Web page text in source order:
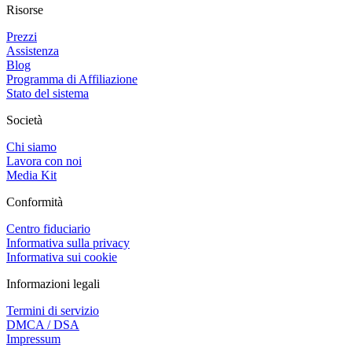
Risorse
Prezzi
Assistenza
Blog
Programma di Affiliazione
Stato del sistema
Società
Chi siamo
Lavora con noi
Media Kit
Conformità
Centro fiduciario
Informativa sulla privacy
Informativa sui cookie
Informazioni legali
Termini di servizio
DMCA / DSA
Impressum